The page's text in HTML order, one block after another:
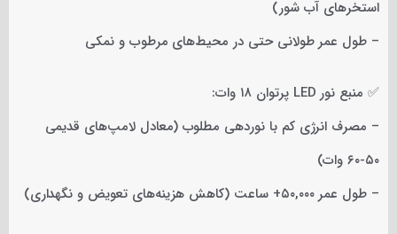
استخرهای آب شور)
– طول عمر طولانی حتی در محیط‌های مرطوب و نمکی
✅ منبع نور LED پرتوان ۱۸ وات:
– مصرف انرژی کم با نوردهی مطلوب (معادل لامپ‌های قدیمی
۵۰-۶۰ وات)
– طول عمر ۵۰,۰۰۰+ ساعت (کاهش هزینه‌های تعویض و نگهداری)